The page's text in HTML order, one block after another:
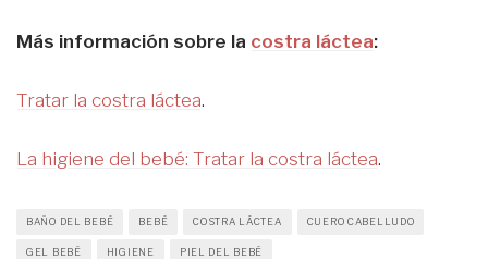
Más información sobre la costra láctea:
Tratar la costra láctea.
La higiene del bebé: Tratar la costra láctea.
BAÑO DEL BEBÉ BEBÉ COSTRA LÁCTEA CUERO CABELLUDO
GEL BEBÉ HIGIENE PIEL DEL BEBÉ